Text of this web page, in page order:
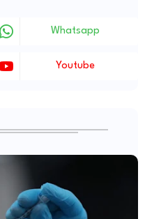
Whatsapp
Youtube